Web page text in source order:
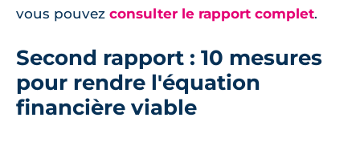
vous pouvez consulter le rapport complet.
Second rapport : 10 mesures
pour rendre l'équation
financière viable